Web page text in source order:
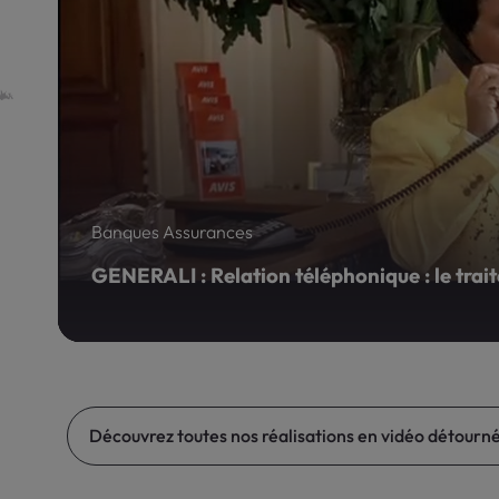
Découvrez toutes nos réalisations en vidéo